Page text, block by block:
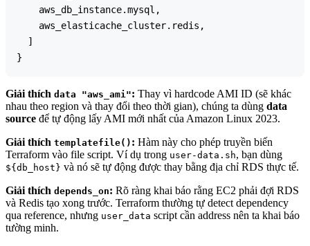
    aws_db_instance.mysql,
    aws_elasticache_cluster.redis,
  ]
Giải thích data "aws_ami": Thay vì hardcode AMI ID (sẽ khác
nhau theo region và thay đổi theo thời gian), chúng ta dùng data
source để tự động lấy AMI mới nhất của Amazon Linux 2023.
Giải thích templatefile() : Hàm này cho phép truyền biến
Terraform vào file script. Ví dụ trong user-data.sh, bạn dùng
${db_host} và nó sẽ tự động được thay bằng địa chỉ RDS thực tế.
Giải thích depends_on: Rõ ràng khai báo rằng EC2 phải đợi RDS
và Redis tạo xong trước. Terraform thường tự detect dependency
qua reference, nhưng user_data script cần address nên ta khai báo
tường minh.